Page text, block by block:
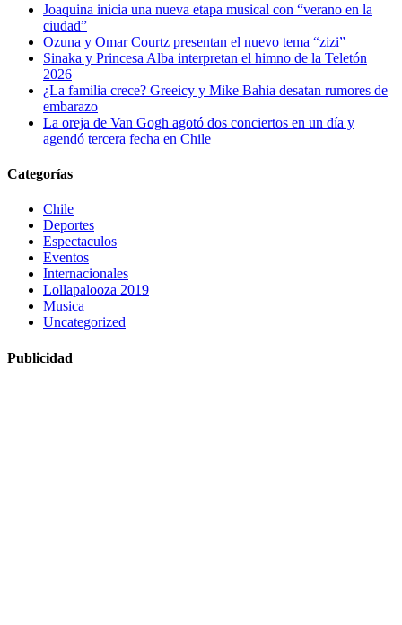
Joaquina inicia una nueva etapa musical con “verano en la
ciudad”
Ozuna y Omar Courtz presentan el nuevo tema “zizi”
Sinaka y Princesa Alba interpretan el himno de la Teletón
2026
¿La familia crece? Greeicy y Mike Bahia desatan rumores de
embarazo
La oreja de Van Gogh agotó dos conciertos en un día y
agendó tercera fecha en Chile
Categorías
Chile
Deportes
Espectaculos
Eventos
Internacionales
Lollapalooza 2019
Musica
Uncategorized
Publicidad